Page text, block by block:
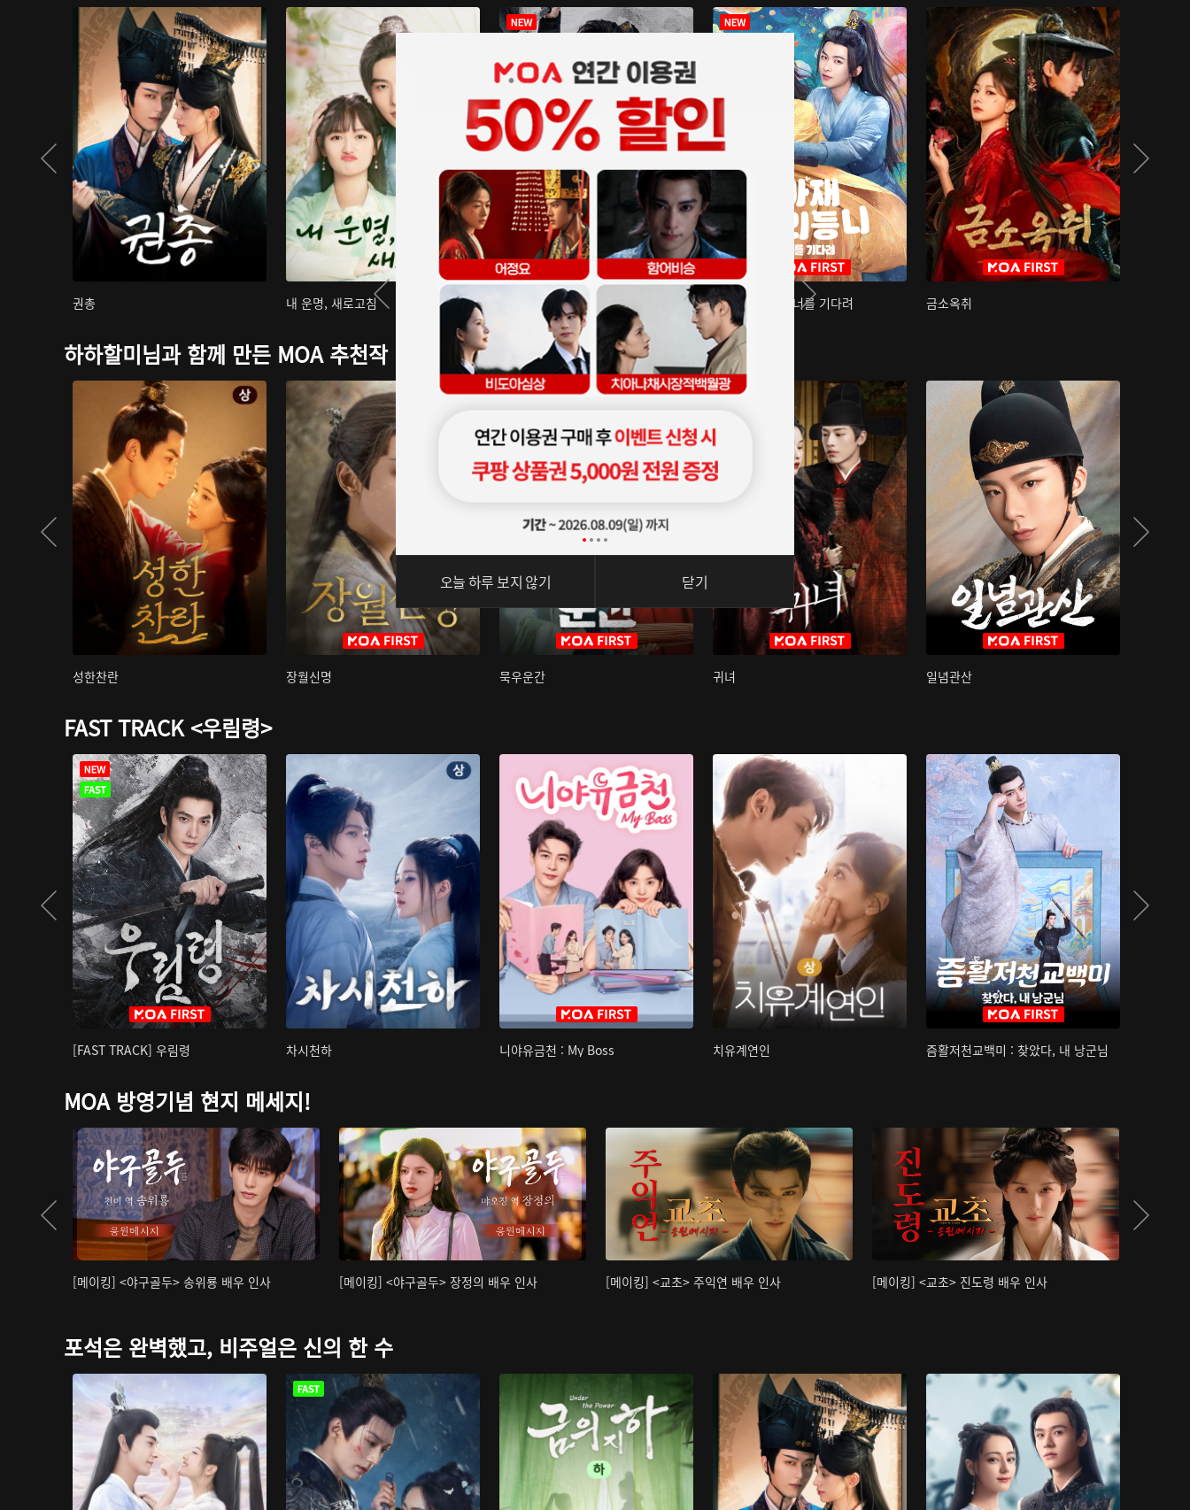
권총 내 운명, 새로고침 아재저리등니 : 너를 기다려 금소옥취
하하할미님과 함께 만든 MOA 추천작
성한찬란 장월신명 묵우운간 귀녀 일념관산
FAST TRACK <우림령>
[FAST TRACK] 우림령 차시천하 니야유금천 : My Boss 치유계연인 즘활저천교백미 : 찾았다, 내 낭군님
MOA 방영기념 현지 메세지!
[메이킹] <야구골두> 송위룡 배우 인사 [메이킹] <야구골두> 장정의 배우 인사 [메이킹] <교초> 주익연 배우 인사 [메이킹] <교초> 진도령 배우 인사
포석은 완벽했고, 비주얼은 신의 한 수
오늘 하루 보지 않기 닫기